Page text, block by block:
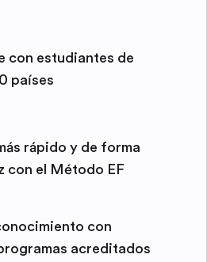
con estudiantes de
países
rápido y de forma
con el Método EF
con
acreditados